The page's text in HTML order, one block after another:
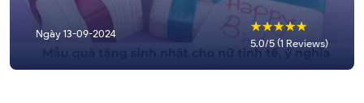
Ngày13-09-2024 ☆
☆
☆
☆
☆
5.0/5 (1 Reviews)